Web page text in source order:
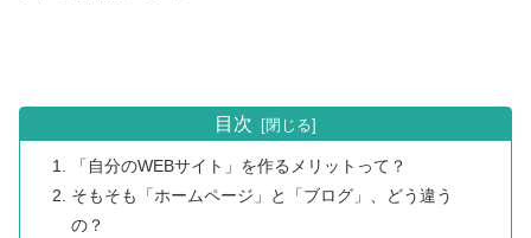
目次
「自分のWEBサイト」を作るメリットって？
そもそも「ホームページ」と「ブログ」、どう違う
の？